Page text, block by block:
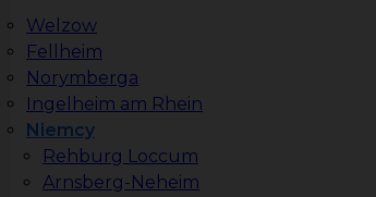
Welzow
Fellheim
Norymberga
Ingelheim am Rhein
Niemcy
Rehburg Loccum
Arnsberg-Neheim